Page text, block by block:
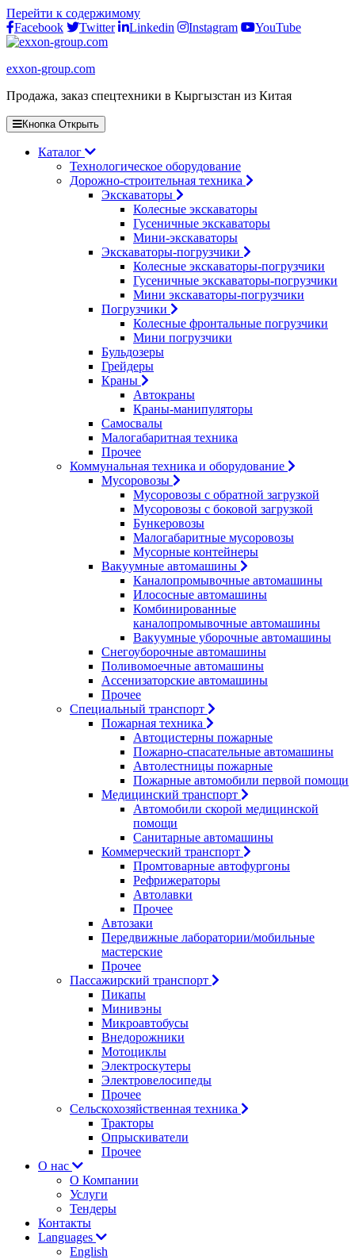
Перейти к содержимому
Facebook
Twitter Linkedin Instagram YouTube
exxon-group.com
Продажа, заказ спецтехники в Кыргызстан из Китая
Кнопка Открыть
Каталог
Технологическое оборудование
Дорожно-строительная техника
Экскаваторы
Колесные экскаваторы
Гусеничные экскаваторы
Мини-экскаваторы
Экскаваторы-погрузчики
Колесные экскаваторы-погрузчики
Гусеничные экскаваторы-погрузчики
Мини экскаваторы-погрузчики
Погрузчики
Колесные фронтальные погрузчики
Мини погрузчики
Бульдозеры
Грейдеры
Краны
Автокраны
Краны-манипуляторы
Самосвалы
Малогабаритная техника
Прочее
Коммунальная техника и оборудование
Мусоровозы
Мусоровозы с обратной загрузкой
Мусоровозы с боковой загрузкой
Бункеровозы
Малогабаритные мусоровозы
Мусорные контейнеры
Вакуумные автомашины
Каналопромывочные автомашины
Илососные автомашины
Комбинированные
каналопромывочные автомашины
Вакуумные уборочные автомашины
Снегоуборочные автомашины
Поливомоечные автомашины
Ассенизаторские автомашины
Прочее
Специальный транспорт
Пожарная техника
Автоцистерны пожарные
Пожарно-спасательные автомашины
Автолестницы пожарные
Пожарные автомобили первой помощи
Медицинский транспорт
Автомобили скорой медицинской
помощи
Санитарные автомашины
Коммерческий транспорт
Промтоварные автофургоны
Рефрижераторы
Автолавки
Прочее
Автозаки
Передвижные лаборатории/мобильные
мастерские
Прочее
Пассажирский транспорт
Пикапы
Минивэны
Микроавтобусы
Внедорожники
Мотоциклы
Электроскутеры
Электровелосипеды
Прочее
Сельскохозяйственная техника
Тракторы
Опрыскиватели
Прочее
О нас
О Компании
Услуги
Тендеры
Контакты
Languages
English